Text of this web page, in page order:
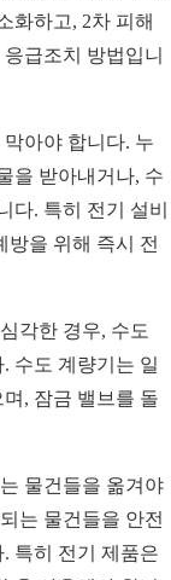
화하고, 2차 피해
급조치 방법입니
아야 합니다. 누
을 받아내거나, 수
다. 특히 전기 설비
방을 위해 즉시 전
각한 경우, 수도
수도 계량기는 일
, 잠금 밸브를 돌
물건들을 옮겨야
는 물건들을 안전
특히 전기 제품은